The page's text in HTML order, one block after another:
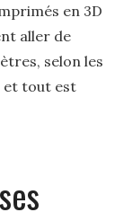
en 3D
aller de
selon les
et tout est